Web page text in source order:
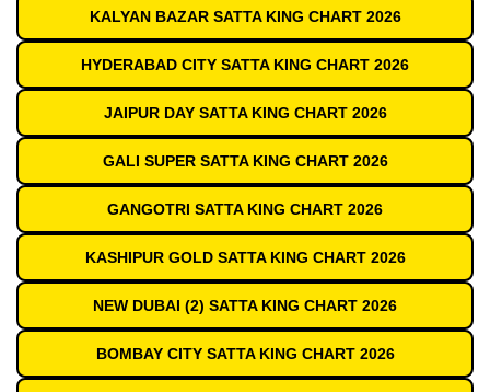
KALYAN BAZAR SATTA KING CHART 2026
HYDERABAD CITY SATTA KING CHART 2026
JAIPUR DAY SATTA KING CHART 2026
GALI SUPER SATTA KING CHART 2026
GANGOTRI SATTA KING CHART 2026
KASHIPUR GOLD SATTA KING CHART 2026
NEW DUBAI (2) SATTA KING CHART 2026
BOMBAY CITY SATTA KING CHART 2026